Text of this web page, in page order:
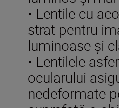
• Lentile cu
strat pentru
luminoase şi
• Lentilele
ocularului
nedeformate